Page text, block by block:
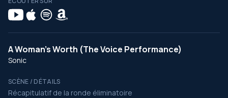
A Woman’s Worth (The Voice Performance)
Sonic
SCÈNE / DÉTAILS
Récapitulatif de la ronde éliminatoire